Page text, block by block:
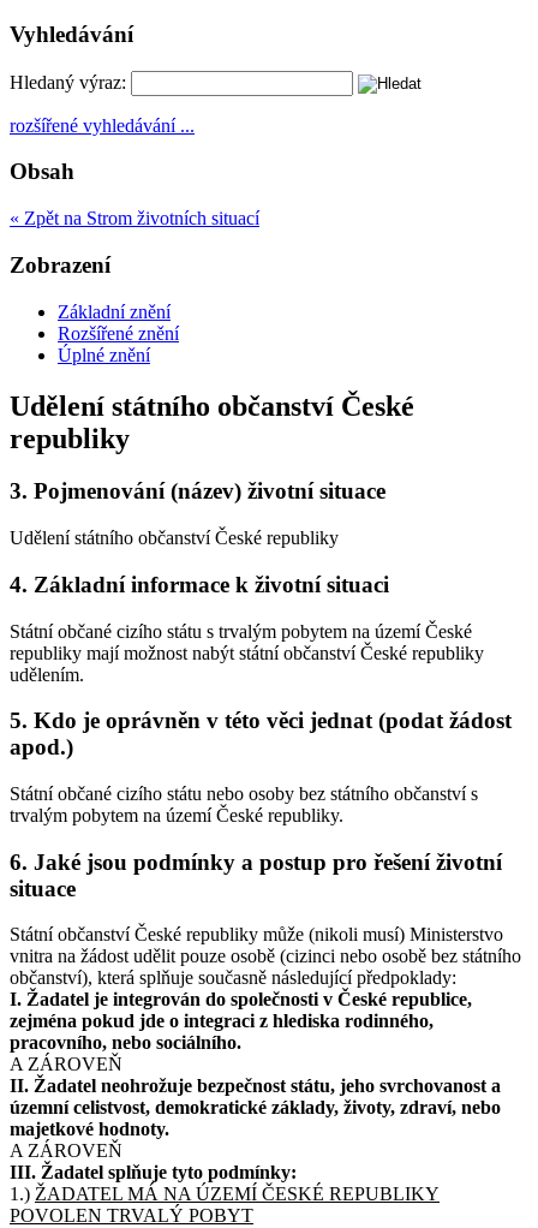
Vyhledávání
Hledaný výraz:
rozšířené vyhledávání ...
Obsah
« Zpět na Strom životních situací
Zobrazení
Základní znění
Rozšířené znění
Úplné znění
Udělení státního občanství České
republiky
3. Pojmenování (název) životní situace
Udělení státního občanství České republiky
4. Základní informace k životní situaci
Státní občané cizího státu s trvalým pobytem na území České
republiky mají možnost nabýt státní občanství České republiky
udělením.
5. Kdo je oprávněn v této věci jednat (podat žádost
apod.)
Státní občané cizího státu nebo osoby bez státního občanství s
trvalým pobytem na území České republiky.
6. Jaké jsou podmínky a postup pro řešení životní
situace
Státní občanství České republiky může (nikoli musí) Ministerstvo
vnitra na žádost udělit pouze osobě (cizinci nebo osobě bez státního
občanství), která splňuje současně následující předpoklady:
I. Žadatel je integrován do společnosti v České republice,
zejména pokud jde o integraci z hlediska rodinného,
pracovního, nebo sociálního.
A ZÁROVEŇ
II. Žadatel neohrožuje bezpečnost státu, jeho svrchovanost a
územní celistvost, demokratické základy, životy, zdraví, nebo
majetkové hodnoty.
A ZÁROVEŇ
III. Žadatel splňuje tyto podmínky:
1.) ŽADATEL MÁ NA ÚZEMÍ ČESKÉ REPUBLIKY
POVOLEN TRVALÝ POBYT